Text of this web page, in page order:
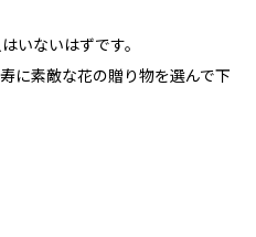
いないはずです。
に素敵な花の贈り物を選んで下